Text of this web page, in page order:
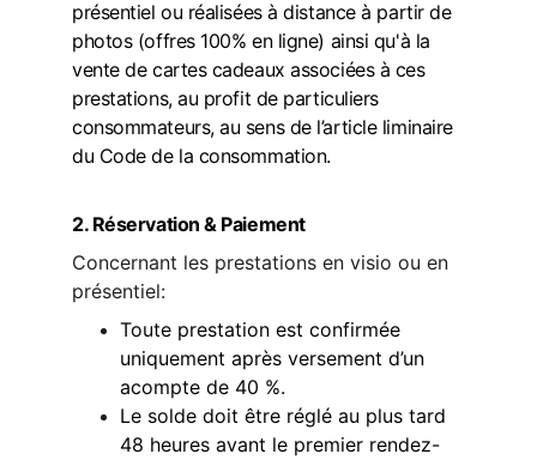
présentiel ou réalisées à distance à partir de
photos (offres 100% en ligne) ainsi qu'à la
vente de cartes cadeaux associées à ces
prestations, au profit de particuliers
consommateurs, au sens de l’article liminaire
du Code de la consommation.
2. Réservation & Paiement
Concernant les prestations en visio ou en
présentiel:
Toute prestation est confirmée
uniquement après versement d’un
acompte de 40 %.
Le solde doit être réglé au plus tard
48 heures avant le premier rendez-